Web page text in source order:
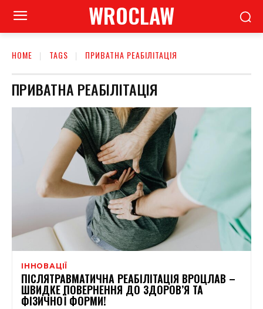
WROCLAW
HOME TAGS ПРИВАТНА РЕАБІЛІТАЦІЯ
ПРИВАТНА РЕАБІЛІТАЦІЯ
ІННОВАЦІЇ
ПІСЛЯТРАВМАТИЧНА РЕАБІЛІТАЦІЯ ВРОЦЛАВ –
ШВИДКЕ ПОВЕРНЕННЯ ДО ЗДОРОВ’Я ТА
ФІЗИЧНОЇ ФОРМИ!